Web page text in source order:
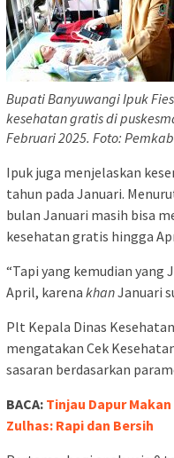
Bupati Banyuwangi Ipuk
kesehatan gratis di
Februari 2025. Foto:
Ipuk juga menjelaskan
tahun pada Januari.
bulan Januari masih bisa
kesehatan gratis hingga
“Tapi yang kemudian yang
April, karena khanJanuari
Plt Kepala Dinas
mengatakan Cek
sasaran berdasarkan
BACA: Tinjau Dapur
Zulhas: Rapi dan Bersih